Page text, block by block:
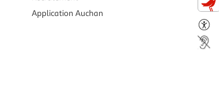
Application Auchan